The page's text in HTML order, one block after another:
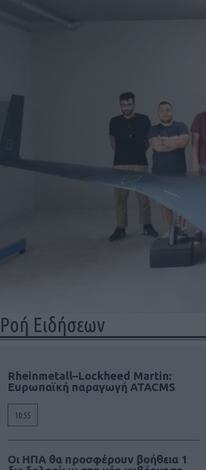
Ροή Ειδήσεων
Rheinmetall–Lockheed Martin:
Ευρωπαϊκή παραγωγή ATACMS
10:55
Οι ΗΠΑ θα προσφέρουν βοήθεια 1